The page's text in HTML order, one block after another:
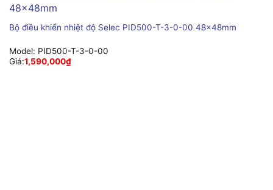
Bộ điều khiển nhiệt độ Selec PID500-T-3-0-00 48x48mm
Model: PID500-T-3-0-00
Giá:1,590,000₫